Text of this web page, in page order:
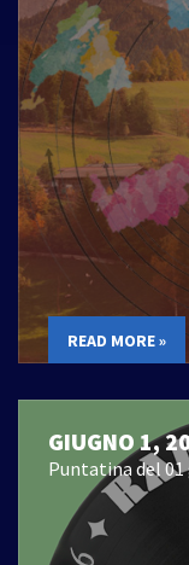
READ MORE »
GIUGNO 1,
Puntatina del 01